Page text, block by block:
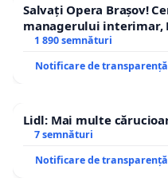
Salvați Opera Brașov!
managerului interimar,
1 890 semnături
Notificare de transparență
Lidl: Mai multe
7 semnături
Notificare de transparență